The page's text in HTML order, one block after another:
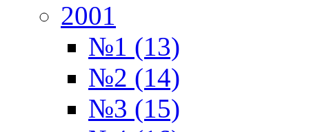
2001
№1 (13)
№2 (14)
№3 (15)